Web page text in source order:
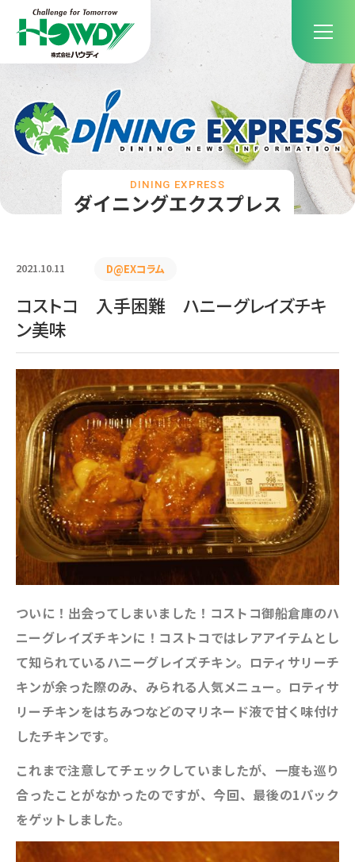
ダイニングエクスプレス
DINING EXPRESS
2021.10.11 D@EXコラム
コストコ 入手困難 ハニーグレイズチキ
ン美味
ついに！出会ってしまいました！コストコ御船倉庫のハ
ニーグレイズチキンに！コストコではレアアイテムとし
て知られているハニーグレイズチキン。ロティサリーチ
キンが余った際のみ、みられる人気メニュー。ロティサ
リーチキンをはちみつなどのマリネード液で甘く味付け
したチキンです。
これまで注意してチェックしていましたが、一度も巡り
合ったことがなかったのですが、今回、最後の1パック
をゲットしました。